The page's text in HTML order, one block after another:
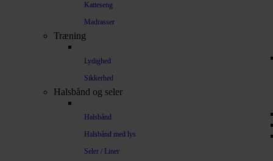
Katteseng
Madrasser
Træning
Lydighed
Sikkerhed
Halsbånd og seler
Halsbånd
Halsbånd med lys
Seler / Liner